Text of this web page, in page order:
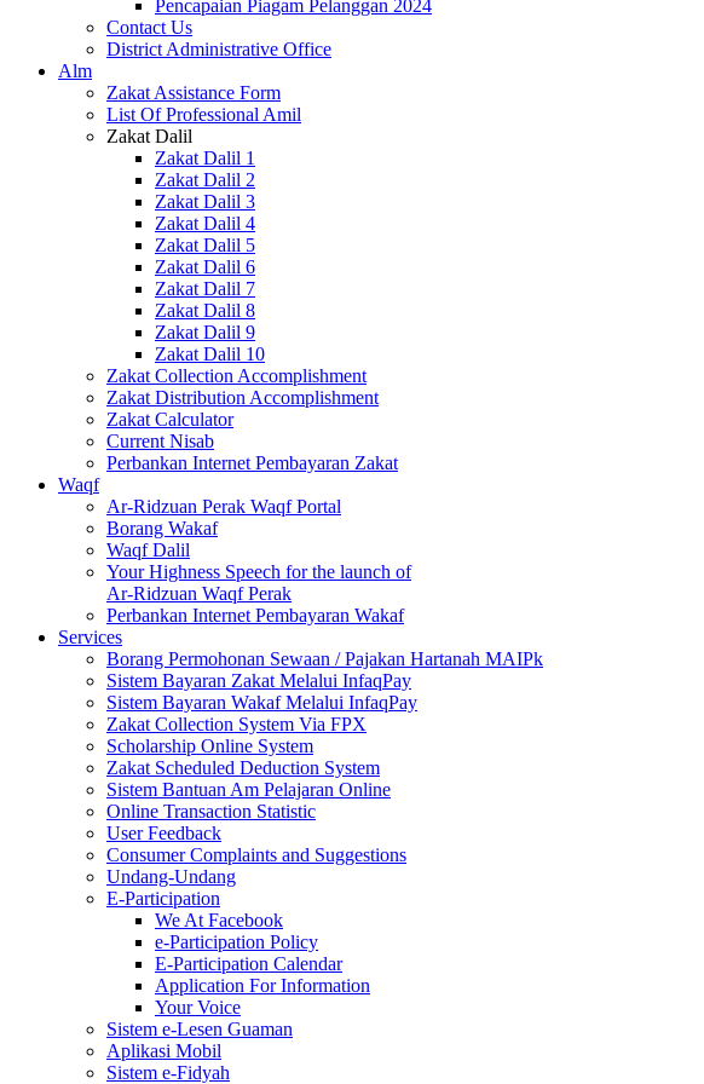
Pencapaian Piagam Pelanggan 2024
Contact Us
District Administrative Office
Alm
Zakat Assistance Form
List Of Professional Amil
Zakat Dalil
Zakat Dalil 1
Zakat Dalil 2
Zakat Dalil 3
Zakat Dalil 4
Zakat Dalil 5
Zakat Dalil 6
Zakat Dalil 7
Zakat Dalil 8
Zakat Dalil 9
Zakat Dalil 10
Zakat Collection Accomplishment
Zakat Distribution Accomplishment
Zakat Calculator
Current Nisab
Perbankan Internet Pembayaran Zakat
Waqf
Ar-Ridzuan Perak Waqf Portal
Borang Wakaf
Waqf Dalil
Your Highness Speech for the launch of
Ar-Ridzuan Waqf Perak
Perbankan Internet Pembayaran Wakaf
Services
Borang Permohonan Sewaan / Pajakan Hartanah MAIPk
Sistem Bayaran Zakat Melalui InfaqPay
Sistem Bayaran Wakaf Melalui InfaqPay
Zakat Collection System Via FPX
Scholarship Online System
Zakat Scheduled Deduction System
Sistem Bantuan Am Pelajaran Online
Online Transaction Statistic
User Feedback
Consumer Complaints and Suggestions
Undang-Undang
E-Participation
We At Facebook
e-Participation Policy
E-Participation Calendar
Application For Information
Your Voice
Sistem e-Lesen Guaman
Aplikasi Mobil
Sistem e-Fidyah